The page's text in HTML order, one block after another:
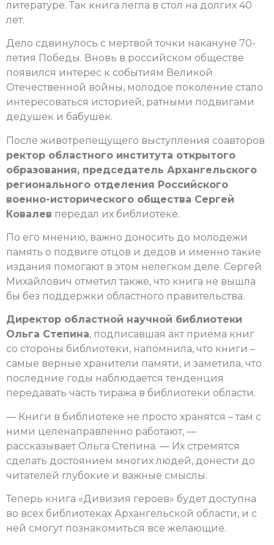
литературе. Так книга легла в стол на долгих 40
лет.
Дело сдвинулось с мертвой точки накануне 70-
летия Победы. Вновь в российском обществе
появился интерес к событиям Великой
Отечественной войны, молодое поколение стало
интересоваться историей, ратными подвигами
дедушек и бабушек.
После животрепещущего выступления соавторов
ректор областного института открытого
образования, председатель Архангельского
регионального отделения Российского
военно-исторического общества Сергей
Ковалев передал их библиотеке.
По его мнению, важно доносить до молодежи
память о подвиге отцов и дедов и именно такие
издания помогают в этом нелегком деле. Сергей
Михайлович отметил также, что книга не вышла
бы без поддержки областного правительства.
Директор областной научной библиотеки
Ольга Степина, подписавшая акт приема книг
со стороны библиотеки, напомнила, что книги –
самые верные хранители памяти, и заметила, что
последние годы наблюдается тенденция
передавать часть тиража в библиотеки области.
— Книги в библиотеке не просто хранятся – там с
ними целенаправленно работают, —
рассказывает Ольга Степина. — Их стремятся
сделать достоянием многих людей, донести до
читателей глубокие и важные смыслы.
Теперь книга «Дивизия героев» будет доступна
во всех библиотеках Архангельской области, и с
ней смогут познакомиться все желающие.